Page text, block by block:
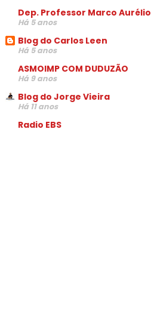
Dep. Professor Marco Aurélio
Há 5 anos
Blog do Carlos Leen
Há 5 anos
ASMOIMP COM DUDUZÃO
Há 9 anos
Blog do Jorge Vieira
Há 11 anos
Radio EBS